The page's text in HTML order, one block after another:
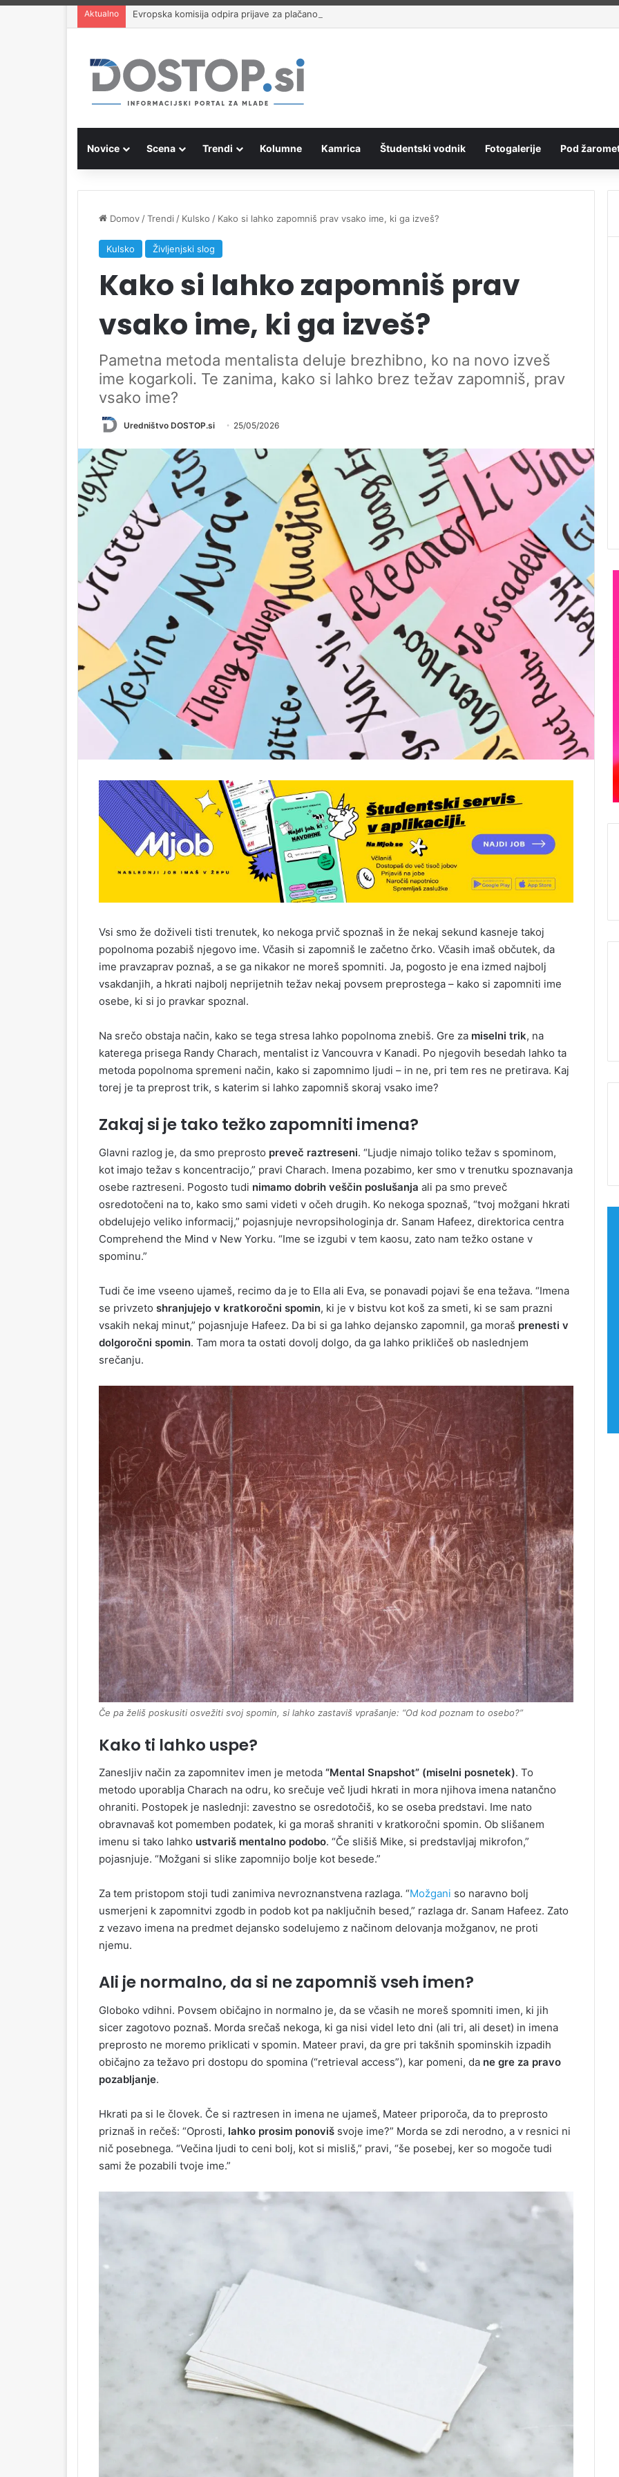
Aktualno Evropska komisija odpira prijave za plačano pripravništvo Blue Book
Novice Scena Trendi Kolumne Kamrica Študentski vodnik Fotogalerije Pod
Domov /Trendi / Kulsko / Kako si lahko zapomniš prav vsako ime, ki ga izveš?
Kulsko Življenjski slog
Kako si lahko zapomniš prav
vsako ime, ki ga izveš?
Pametna metoda mentalista deluje brezhibno, ko na novo izveš
ime kogarkoli. Te zanima, kako si lahko brez težav zapomniš, prav
vsako ime?
Uredništvo DOSTOP.si 25/05/2026
Vsi smo že doživeli tisti trenutek, ko nekoga prvič spoznaš in že nekaj sekund kasneje takoj
popolnoma pozabiš njegovo ime. Včasih si zapomniš le začetno črko. Včasih imaš občutek, da
ime pravzaprav poznaš, a se ga nikakor ne moreš spomniti. Ja, pogosto je ena izmed najbolj
vsakdanjih, a hkrati najbolj neprijetnih težav nekaj povsem preprostega – kako si zapomniti ime
osebe, ki si jo pravkar spoznal.
Na srečo obstaja način, kako se tega stresa lahko popolnoma znebiš. Gre za miselni trik, na
katerega prisega Randy Charach, mentalist iz Vancouvra v Kanadi. Po njegovih besedah lahko ta
metoda popolnoma spremeni način, kako si zapomnimo ljudi – in ne, pri tem res ne pretirava. Kaj
torej je ta preprost trik, s katerim si lahko zapomniš skoraj vsako ime?
Zakaj si je tako težko zapomniti imena?
Glavni razlog je, da smo preprosto preveč raztreseni. “Ljudje nimajo toliko težav s spominom,
kot imajo težav s koncentracijo,” pravi Charach. Imena pozabimo, ker smo v trenutku spoznavanja
osebe raztreseni. Pogosto tudi nimamo dobrih veščin poslušanja ali pa smo preveč
osredotočeni na to, kako smo sami videti v očeh drugih. Ko nekoga spoznaš, “tvoj možgani hkrati
obdelujejo veliko informacij,” pojasnjuje nevropsihologinja dr. Sanam Hafeez, direktorica centra
Comprehend the Mind v New Yorku. “Ime se izgubi v tem kaosu, zato nam težko ostane v
spominu.”
Tudi če ime vseeno ujameš, recimo da je to Ella ali Eva, se ponavadi pojavi še ena težava. “Imena
se privzeto shranjujejo v kratkoročni spomin, ki je v bistvu kot koš za smeti, ki se sam prazni
vsakih nekaj minut,” pojasnjuje Hafeez. Da bi si ga lahko dejansko zapomnil, ga moraš prenesti v
dolgoročni spomin. Tam mora ta ostati dovolj dolgo, da ga lahko prikličeš ob naslednjem
srečanju.
Če pa želiš poskusiti osvežiti svoj spomin, si lahko zastaviš vprašanje: “Od kod poznam to osebo?”
Kako ti lahko uspe?
Zanesljiv način za zapomnitev imen je metoda “Mental Snapshot” (miselni posnetek). To
metodo uporablja Charach na odru, ko srečuje več ljudi hkrati in mora njihova imena natančno
ohraniti. Postopek je naslednji: zavestno se osredotočiš, ko se oseba predstavi. Ime nato
obravnavaš kot pomemben podatek, ki ga moraš shraniti v kratkoročni spomin. Ob slišanem
imenu si tako lahko ustvariš mentalno podobo. “Če slišiš Mike, si predstavljaj mikrofon,”
pojasnjuje. “Možgani si slike zapomnijo bolje kot besede.”
Za tem pristopom stoji tudi zanimiva nevroznanstvena razlaga. “Možgani so naravno bolj
usmerjeni k zapomnitvi zgodb in podob kot pa naključnih besed,” razlaga dr. Sanam Hafeez. Zato
z vezavo imena na predmet dejansko sodelujemo z načinom delovanja možganov, ne proti
njemu.
Ali je normalno, da si ne zapomniš vseh imen?
Globoko vdihni. Povsem običajno in normalno je, da se včasih ne moreš spomniti imen, ki jih
sicer zagotovo poznaš. Morda srečaš nekoga, ki ga nisi videl leto dni (ali tri, ali deset) in imena
preprosto ne moremo priklicati v spomin. Mateer pravi, da gre pri takšnih spominskih izpadih
običajno za težavo pri dostopu do spomina (“retrieval access”), kar pomeni, da ne gre za pravo
pozabljanje.
Hkrati pa si le človek. Če si raztresen in imena ne ujameš, Mateer priporoča, da to preprosto
priznaš in rečeš: “Oprosti, lahko prosim ponoviš svoje ime?” Morda se zdi nerodno, a v resnici ni
nič posebnega. “Večina ljudi to ceni bolj, kot si misliš,” pravi, “še posebej, ker so mogoče tudi
sami že pozabili tvoje ime.”